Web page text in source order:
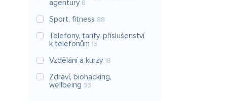
agentury 8
Sport, fitness 88
Telefony, tarify, příslušenství
k telefonům 13
Vzdělání a kurzy 18
Zdraví, biohacking,
wellbeing 93